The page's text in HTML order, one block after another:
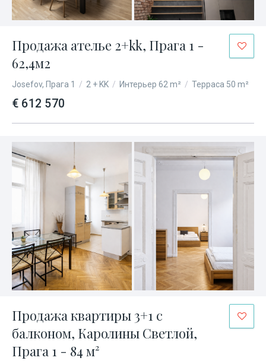
Продажа ателье 2+kk, Прага 1 -
62,4м2
Josefov, Прага 1 / 2 + KK / Интерьер 62 m² / Терраса 50 m²
€ 612 570
Продажа квартиры 3+1 с
балконом, Каролины Светлой,
Прага 1 - 84 м²